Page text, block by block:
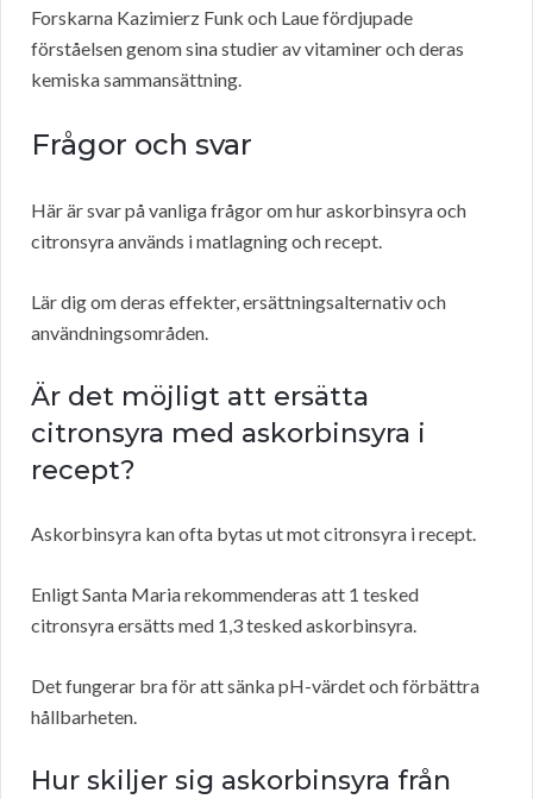
Forskarna Kazimierz Funk och Laue fördjupade
förståelsen genom sina studier av vitaminer och deras
kemiska sammansättning.
Frågor och svar
Här är svar på vanliga frågor om hur askorbinsyra och
citronsyra används i matlagning och recept.
Lär dig om deras effekter, ersättningsalternativ och
användningsområden.
Är det möjligt att ersätta
citronsyra med askorbinsyra i
recept?
Askorbinsyra kan ofta bytas ut mot citronsyra i recept.
Enligt Santa Maria rekommenderas att 1 tesked
citronsyra ersätts med 1,3 tesked askorbinsyra.
Det fungerar bra för att sänka pH-värdet och förbättra
hållbarheten.
Hur skiljer sig askorbinsyra från